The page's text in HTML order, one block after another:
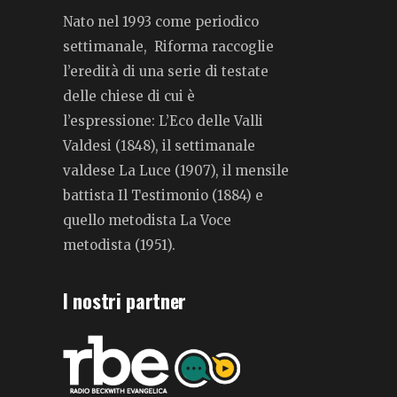
Nato nel 1993 come periodico
settimanale, Riforma raccoglie
l’eredità di una serie di testate
delle chiese di cui è
l’espressione: L’Eco delle Valli
Valdesi (1848), il settimanale
valdese La Luce (1907), il mensile
battista Il Testimonio (1884) e
quello metodista La Voce
metodista (1951).
I nostri partner